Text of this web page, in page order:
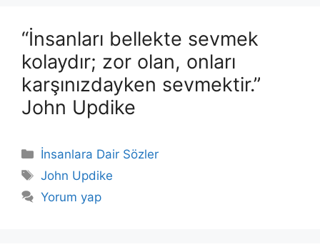
“İnsanları bellekte sevmek
kolaydır; zor olan, onları
karşınızdayken sevmektir.”
John Updike
Kategoriler
İnsanlara Dair Sözler
Etiketler
John Updike
Yorum yap